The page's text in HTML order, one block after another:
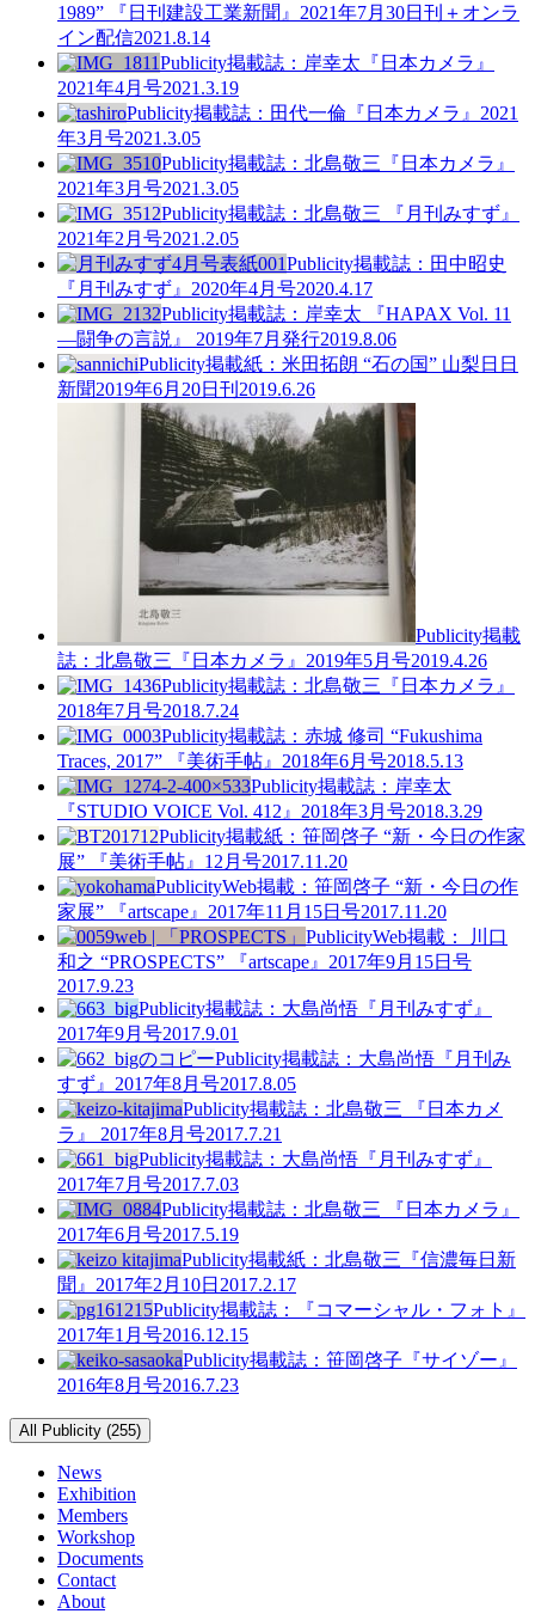
1989” 『日刊建設工業新聞』2021年7月30日刊＋オンラ
イン配信2021.8.14
Publicity掲載誌：岸幸太『日本カメラ』
2021年4月号2021.3.19
Publicity掲載誌：田代一倫『日本カメラ』2021
年3月号2021.3.05
Publicity掲載誌：北島敬三『日本カメラ』
2021年3月号2021.3.05
Publicity掲載誌：北島敬三 『月刊みすず』
2021年2月号2021.2.05
Publicity掲載誌：田中昭史
『月刊みすず』2020年4月号2020.4.17
Publicity掲載誌：岸幸太 『HAPAX Vol. 11
—闘争の言説』 2019年7月発行2019.8.06
Publicity掲載紙：米田拓朗 “石の国” 山梨日日
新聞2019年6月20日刊 2019.6.26
Publicity掲載
誌：北島敬三『日本カメラ』2019年5月号2019.4.26
Publicity掲載誌：北島敬三『日本カメラ』
2018年7月号2018.7.24
Publicity掲載誌：赤城 修司 “Fukushima
Traces, 2017” 『美術手帖』2018年6月号2018.5.13
Publicity掲載誌：岸幸太
『STUDIO VOICE Vol. 412』2018年3月号2018.3.29
Publicity掲載紙：笹岡啓子 “新・今日の作家
展” 『美術手帖』12月号2017.11.20
PublicityWeb掲載：笹岡啓子 “新・今日の作
家展” 『artscape』2017年11月15日号2017.11.20
PublicityWeb掲載： 川口
和之 “PROSPECTS” 『artscape』2017年9月15日号
2017.9.23
Publicity掲載誌：大島尚悟『月刊みすず』
2017年9月号2017.9.01
Publicity掲載誌：大島尚悟『月刊み
すず』2017年8月号2017.8.05
Publicity掲載誌：北島敬三 『日本カメ
ラ』 2017年8月号2017.7.21
Publicity掲載誌：大島尚悟『月刊みすず』
2017年7月号2017.7.03
Publicity掲載誌：北島敬三 『日本カメラ』
2017年6月号2017.5.19
Publicity掲載紙：北島敬三『信濃毎日新
聞』2017年2月10日 2017.2.17
Publicity掲載誌：『コマーシャル・フォト』
2017年1月号2016.12.15
Publicity掲載誌：笹岡啓子『サイゾー』
2016年8月号2016.7.23
All Publicity (255)
News
Exhibition
Members
Workshop
Documents
Contact
About